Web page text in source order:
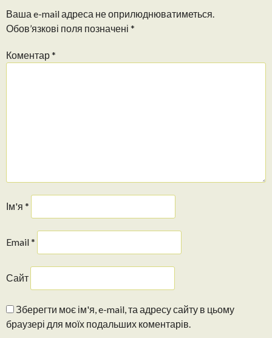
Ваша e-mail адреса не оприлюднюватиметься.
Обов’язкові поля позначені *
Коментар*
Ім'я *
Email*
Сайт
Зберегти моє ім'я, e-mail, та адресу сайту в цьому
браузері для моїх подальших коментарів.